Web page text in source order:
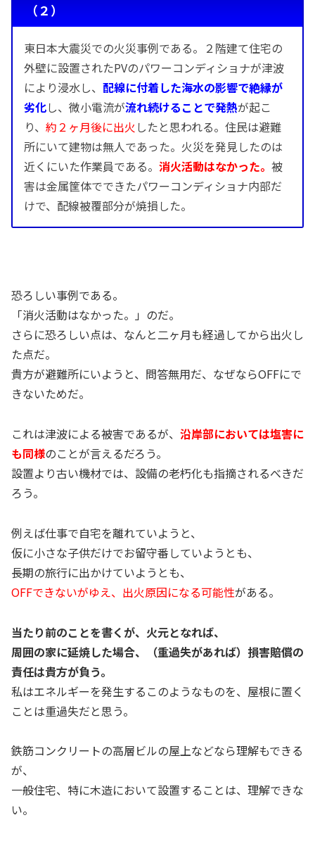
（２）
東日本大震災での火災事例である。２階建て住宅の
外壁に設置されたPVのパワーコンディショナが津波
により浸水し、 配線に付着した海水の影響で絶縁が
劣化し、微小電流が流れ続けることで発熱が起こ
り、 約２ヶ月後に出火 したと思われる。住民は避難
所にいて建物は無人であった。火災を発見したのは
近くにいた作業員である。 消火活動はなかった。 被
害は金属筐体でできたパワーコンディショナ内部だ
けで、配線被覆部分が焼損した。
恐ろしい事例である。
「消火活動はなかった。」のだ。
さらに恐ろしい点は、なんと二ヶ月も経過してから出火し
た点だ。
貴方が避難所にいようと、問答無用だ、なぜならOFFにで
きないためだ。
これは津波による被害であるが、 沿岸部においては塩害に
も同様のことが言えるだろう。
設置より古い機材では、設備の老朽化も指摘されるべきだ
ろう。
例えば仕事で自宅を離れていようと、
仮に小さな子供だけでお留守番していようとも、
長期の旅行に出かけていようとも、
OFFできないがゆえ、出火原因になる可能性がある。
当たり前のことを書くが、火元となれば、
周囲の家に延焼した場合、（重過失があれば）損害賠償の
責任は貴方が負う。
私はエネルギーを発生するこのようなものを、屋根に置く
ことは重過失だと思う。
鉄筋コンクリートの高層ビルの屋上などなら理解もできる
が、
一般住宅、特に木造において設置することは、理解できな
い。